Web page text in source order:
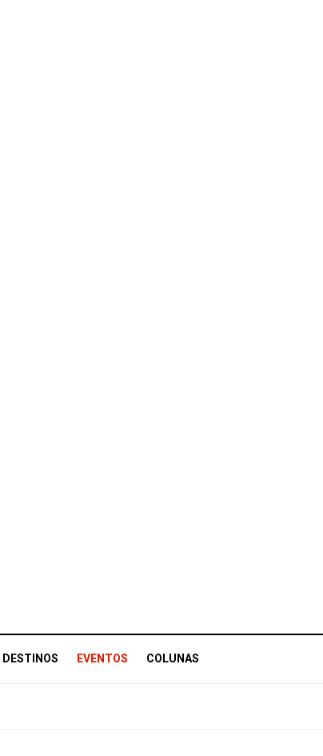
DESTINOS EVENTOS COLUNAS